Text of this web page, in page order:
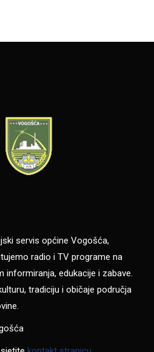
servis općine Vogošća,
radio i TV programe na
edukacije i zabave.
tradiciju i običaje područja